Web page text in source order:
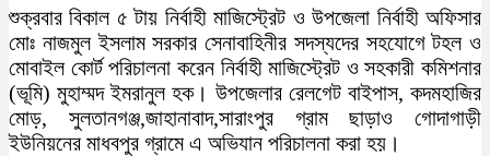
শুক্রবার বিকাল ৫ টায় নির্বাহী মাজিস্ট্রেট ও উপজেলা নির্বাহী অফিসার
মোঃ নাজমুল ইসলাম সরকার সেনাবাহিনীর সদস্যদের সহযোগে টহল ও
মোবাইল কোর্ট পরিচালনা করেন নির্বাহী মাজিস্ট্রেট ও সহকারী কমিশনার
(ভূমি) মুহাম্মদ ইমরানুল হক। উপজেলার রেলগেট বাইপাস, কদমহাজির
মোড়, সুলতানগঞ্জ,জাহানাবাদ,সারাংপুর গ্রাম ছাড়াও গোদাগাড়ী
ইউনিয়নের মাধবপুর গ্রামে এ অভিযান পরিচালনা করা হয়।